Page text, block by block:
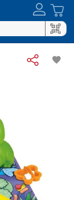
favorite